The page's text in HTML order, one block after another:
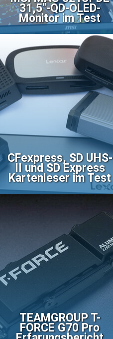
31,5"-QD-OLED-
Monitor im Test
CFexpress, SD UHS-
II und SD Express
Kartenleser im Test
TEAMGROUP T-
FORCE G70 Pro